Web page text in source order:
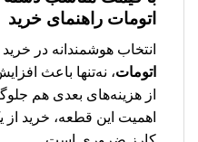
اتومات راهنمای خرید
انتخاب هوشمندانه در خرید
اتومات، نه‌تنها باعث
از هزینه‌های بعدی هم
اهمیت این قطعه، خرید